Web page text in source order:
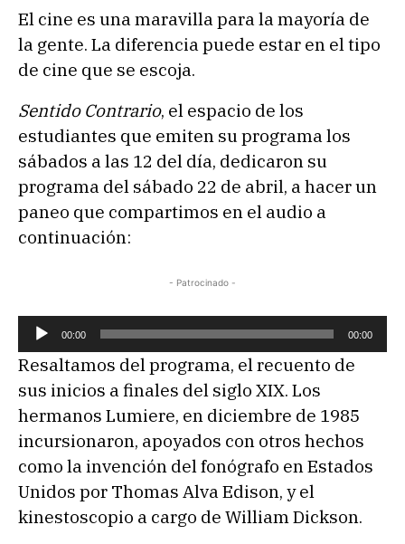
El cine es una maravilla para la mayoría de
la gente. La diferencia puede estar en el tipo
de cine que se escoja.
Sentido Contrario, el espacio de los
estudiantes que emiten su programa los
sábados a las 12 del día, dedicaron su
programa del sábado 22 de abril, a hacer un
paneo que compartimos en el audio a
continuación:
- Patrocinado -
e
p
r
o
d
u
c
t
00:00 00:00
Resaltamos del programa, el recuento de
sus inicios a finales del siglo XIX. Los
hermanos Lumiere, en diciembre de 1985
incursionaron, apoyados con otros hechos
como la invención del fonógrafo en Estados
Unidos por Thomas Alva Edison, y el
kinestoscopio a cargo de William Dickson.